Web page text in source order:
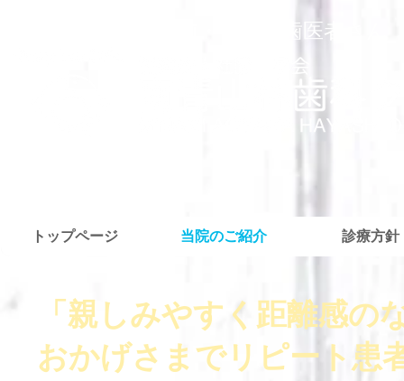
外苑前・青山の歯医者さん
トップページ 当院のご紹介 診療方針
「親しみやすく距離感の
おかげさまでリピート患